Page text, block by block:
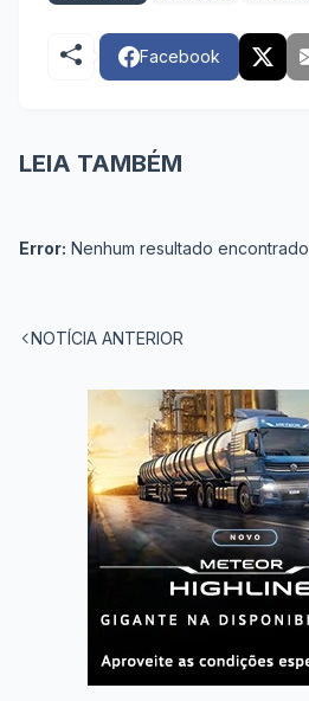
Facebook
LEIA TAMBÉM
Error: Nenhum resultado encontrado
NOTÍCIA ANTERIOR